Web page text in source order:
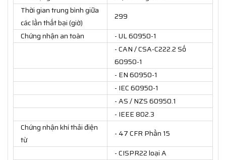
Thời gian trung bình giữa
các lần thất bại (giờ)
299
Chứng nhận an toàn
- UL 60950-1
- CAN / CSA-C222.2 Số
60950-1
- EN 60950-1
- IEC 60950-1
- AS / NZS 60950.1
- IEEE 802.3
Chứng nhận khí thải điện
từ
- 47 CFR Phần 15
- CISPR22 loại A